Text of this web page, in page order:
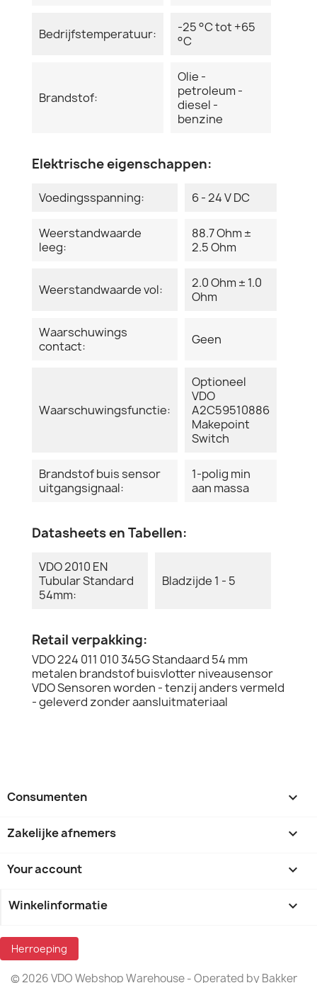
Bedrijfstemperatuur:
-25 °C tot +65
°C
Brandstof:
Olie -
petroleum -
diesel -
benzine
Elektrische eigenschappen:
Voedingsspanning: 6 - 24 V DC
Weerstandwaarde
leeg:
88.7 Ohm ±
2.5 Ohm
Weerstandwaarde vol:
2.0 Ohm ± 1.0
Ohm
Waarschuwings
contact:
Geen
Waarschuwingsfunctie:
Optioneel
VDO
A2C59510886
Makepoint
Switch
Brandstof buis sensor
uitgangsignaal:
1-polig min
aan massa
Datasheets en Tabellen:
VDO 2010 EN
Tubular Standard
54mm:
Bladzijde 1 - 5
Retail verpakking:
VDO 224 011 010 345G Standaard 54 mm
metalen brandstof buisvlotter niveausensor
VDO Sensoren worden - tenzij anders vermeld
- geleverd zonder aansluitmateriaal
Consumenten 
Zakelijke afnemers 
Your account 
Winkelinformatie keyboard_arrow_down
Herroeping
© 2026 VDO Webshop Warehouse - Operated by Bakker